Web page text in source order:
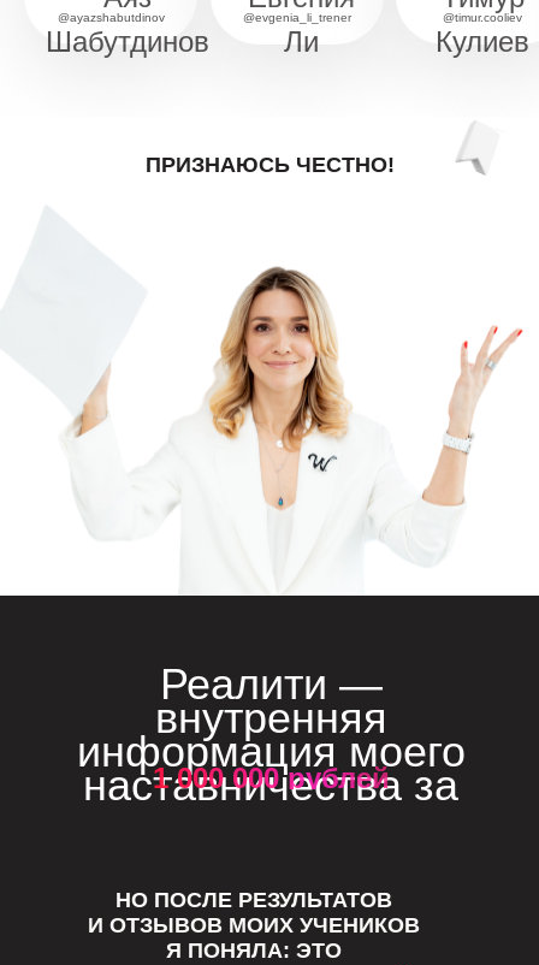
@ayazshabutdinov
Шабутдинов
@evgenia_li_trener
Ли
Кулиев
@timur.cooliev
ПРИЗНАЮСЬ ЧЕСТНО!
1 000 000 рублей
Реалити —
внутренняя
информация моего
наставничества за
НО ПОСЛЕ РЕЗУЛЬТАТОВ
И ОТЗЫВОВ МОИХ УЧЕНИКОВ
Я ПОНЯЛА: ЭТО